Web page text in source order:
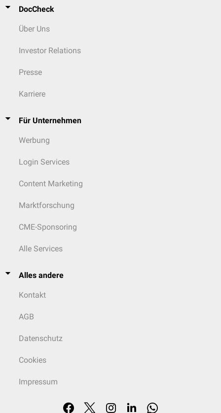
DocCheck
Über Uns
Investor Relations
Presse
Karriere
Für Unternehmen
Werbung
Login Services
Content Marketing
Marktforschung
CME-Sponsoring
Alle Services
Alles andere
Kontakt
AGB
Datenschutz
Cookies
Impressum